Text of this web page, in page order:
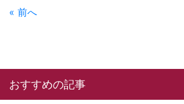
« 前へ
おすすめの記事